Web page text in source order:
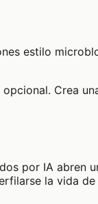
estilo
Crea
por IA abren
la vida